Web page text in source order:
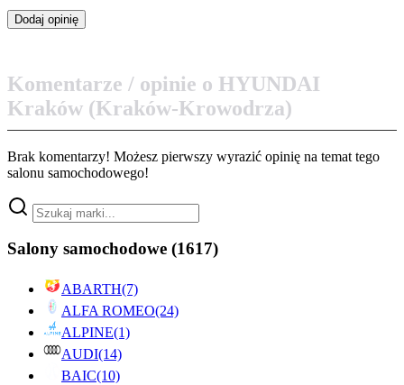
Komentarze / opinie o HYUNDAI
Kraków (Kraków-Krowodrza)
Brak komentarzy! Możesz pierwszy wyrazić opinię na temat tego
salonu samochodowego!
Salony samochodowe (1617)
ABARTH(7)
ALFA ROMEO(24)
ALPINE(1)
AUDI(14)
BAIC(10)